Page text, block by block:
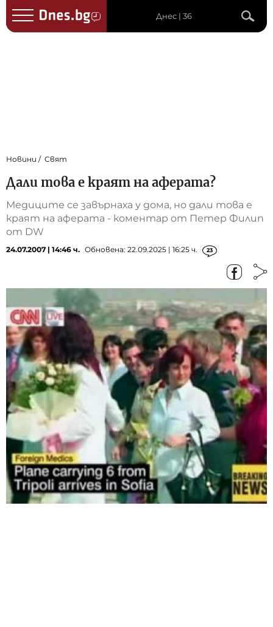
Днес | 36
Новини Свят
Дали това е краят на аферата?
Медиците се завърнаха у дома, но дали това е
краят на аферата - коментар от Петер Филип
от DW
24.07.2007 | 14:46 ч. Обновена: 22.09.2025 | 16:25 ч. 23